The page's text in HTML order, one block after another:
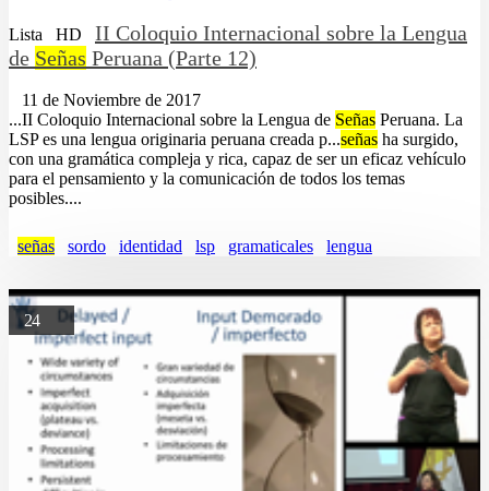
Lista HD
II Coloquio Internacional sobre la Lengua
de Señas Peruana (Parte 12)
11 de Noviembre de 2017
...II Coloquio Internacional sobre la Lengua de Señas Peruana. La
LSP es una lengua originaria peruana creada p...señas ha surgido,
con una gramática compleja y rica, capaz de ser un eficaz vehículo
para el pensamiento y la comunicación de todos los temas
posibles....
señas sordo identidad lsp gramaticales lengua
24